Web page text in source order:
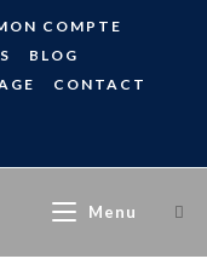
COMPTE
BLOG
CONTACT
Menu